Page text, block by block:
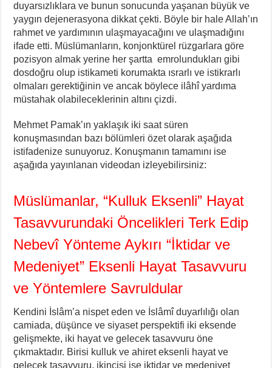
duyarsızlıklara ve bunun sonucunda yaşanan büyük ve
yaygın dejenerasyona dikkat çekti. Böyle bir hale Allah’ın
rahmet ve yardımının ulaşmayacağını ve ulaşmadığını
ifade etti. Müslümanların, konjonktürel rüzgarlara göre
pozisyon almak yerine her şartta emrolundukları gibi
dosdoğru olup istikameti korumakta ısrarlı ve istikrarlı
olmaları gerektiğinin ve ancak böylece ilâhî yardıma
müstahak olabileceklerinin altını çizdi.
Mehmet Pamak’ın yaklaşık iki saat süren
konuşmasından bazı bölümleri özet olarak aşağıda
istifadenize sunuyoruz. Konuşmanın tamamını ise
aşağıda yayınlanan videodan izleyebilirsiniz:
Müslümanlar, “Kulluk Eksenli” Hayat
Tasavvurundaki Öncelikleri Terk Edip
Nebevî Yönteme Aykırı “İktidar ve
Medeniyet” Eksenli Hayat Tasavvuru
ve Yöntemlere Savruldular
Kendini İslâm’a nispet eden ve İslâmî duyarlılığı olan
camiada, düşünce ve siyaset perspektifi iki eksende
gelişmekte, iki hayat ve gelecek tasavvuru öne
çıkmaktadır. Birisi kulluk ve ahiret eksenli hayat ve
gelecek tasavvuru, ikincisi ise iktidar ve medeniyet